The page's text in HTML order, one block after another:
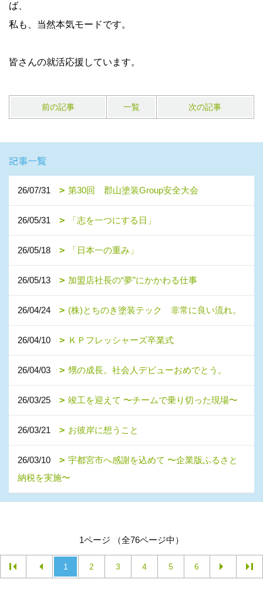
ば、
私も、当然本気モードです。
皆さんの就活応援しています。
前の記事 一覧 次の記事
記事一覧
26/07/31 第30回 郡山塗装Group安全大会
26/05/31 「志を一つにする日」
26/05/18 「日本一の重み」
26/05/13 加盟店社長の“夢”にかかわる仕事
26/04/24 (株)とちのき塗装テック 非常に良い流れ。
26/04/10 ＫＰフレッシャーズ卒業式
26/04/03 甥の成長。社会人デビューおめでとう。
26/03/25 竣工を迎えて 〜チームで乗り切った現場〜
26/03/21 お彼岸に想うこと
26/03/10
宇都宮市へ感謝を込めて 〜企業版ふるさと
納税を実施〜
1ページ （全76ページ中）
1 2 3 4 5 6